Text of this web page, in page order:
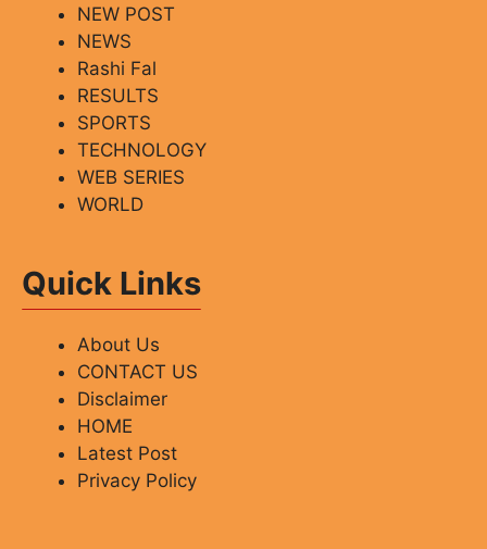
NEW POST
NEWS
Rashi Fal
RESULTS
SPORTS
TECHNOLOGY
WEB SERIES
WORLD
Quick Links
About Us
CONTACT US
Disclaimer
HOME
Latest Post
Privacy Policy